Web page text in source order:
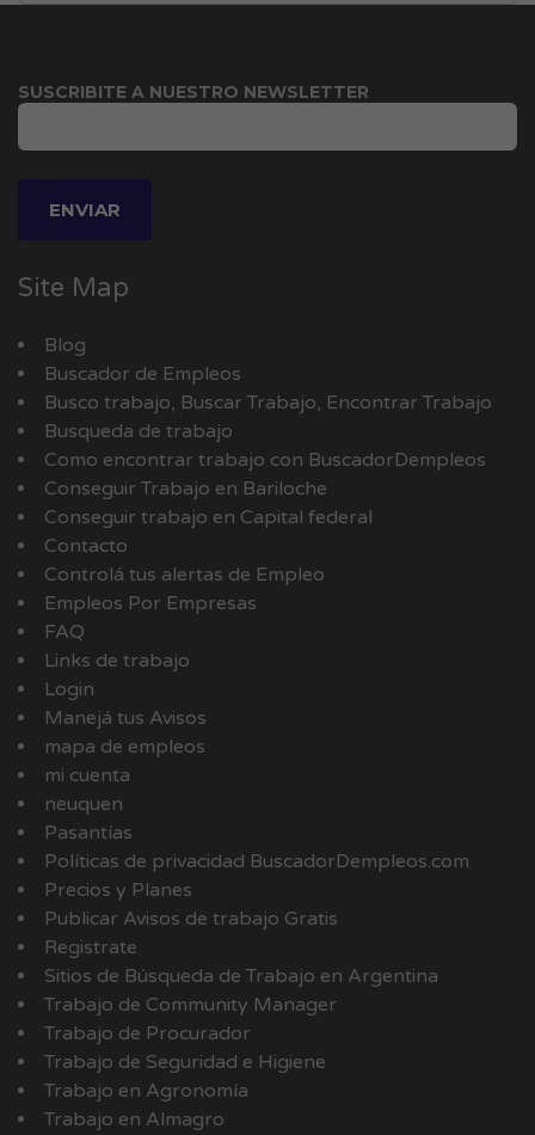
SUSCRIBITE A NUESTRO NEWSLETTER
Site Map
Blog
Buscador de Empleos
Busco trabajo, Buscar Trabajo, Encontrar Trabajo
Busqueda de trabajo
Como encontrar trabajo con BuscadorDempleos
Conseguir Trabajo en Bariloche
Conseguir trabajo en Capital federal
Contacto
Controlá tus alertas de Empleo
Empleos Por Empresas
FAQ
Links de trabajo
Login
Manejá tus Avisos
mapa de empleos
mi cuenta
neuquen
Pasantías
Políticas de privacidad BuscadorDempleos.com
Precios y Planes
Publicar Avisos de trabajo Gratis
Registrate
Sitios de Búsqueda de Trabajo en Argentina
Trabajo de Community Manager
Trabajo de Procurador
Trabajo de Seguridad e Higiene
Trabajo en Agronomía
Trabajo en Almagro